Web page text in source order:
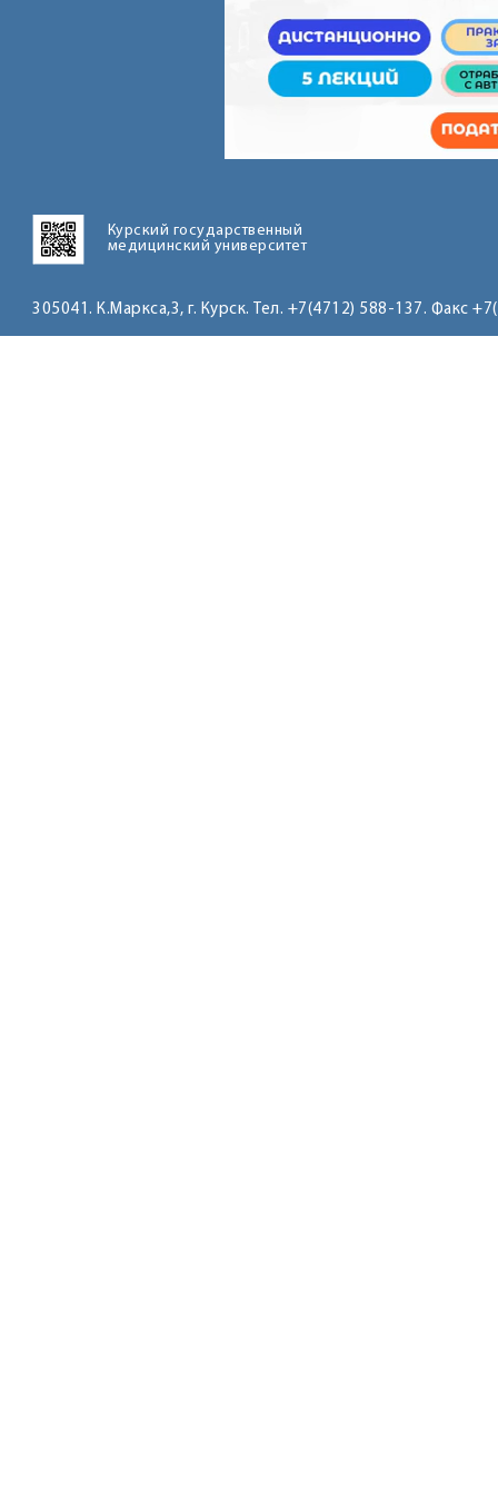
Курский государственный
медицинский университет
305041. К.Маркса,3, г. Курск. Тел. +7(4712) 588-137. Факс